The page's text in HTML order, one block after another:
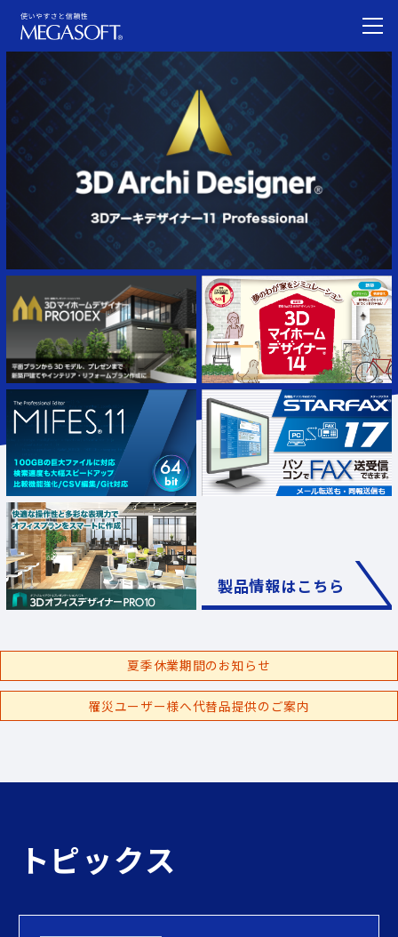
製品情報はこちら
夏季休業期間のお知らせ
罹災ユーザー様へ代替品提供のご案内
トピックス